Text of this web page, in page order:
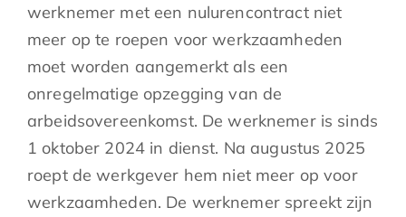
werknemer met een nulurencontract niet
meer op te roepen voor werkzaamheden
moet worden aangemerkt als een
onregelmatige opzegging van de
arbeidsovereenkomst. De werknemer is sinds
1 oktober 2024 in dienst. Na augustus 2025
roept de werkgever hem niet meer op voor
werkzaamheden. De werknemer spreekt zijn